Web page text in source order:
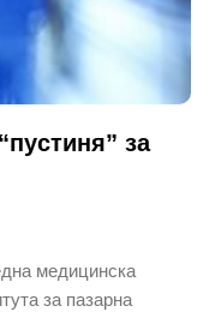
за
медицинска
за пазарна